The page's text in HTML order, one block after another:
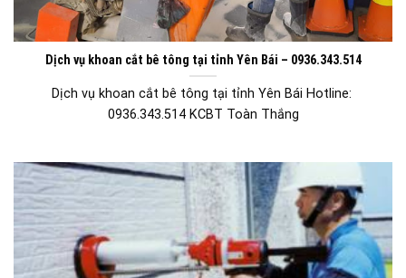
Dịch vụ khoan cắt bê tông tại tỉnh Yên Bái – 0936.343.514
Dịch vụ khoan cắt bê tông tại tỉnh Yên Bái Hotline:
0936.343.514 KCBT Toàn Thắng